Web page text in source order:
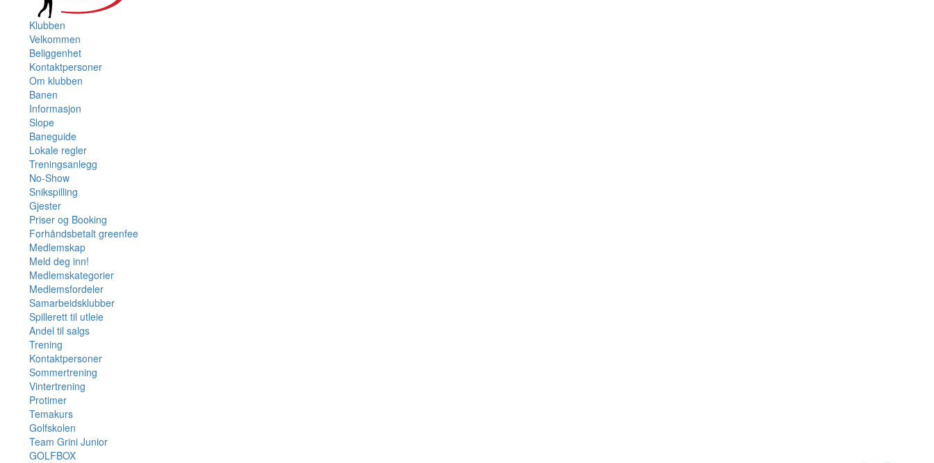
Klubben
Velkommen
Beliggenhet
Kontaktpersoner
Om klubben
Banen
Informasjon
Slope
Baneguide
Lokale regler
Treningsanlegg
No-Show
Snikspilling
Gjester
Priser og Booking
Forhåndsbetalt greenfee
Medlemskap
Meld deg inn!
Medlemskategorier
Medlemsfordeler
Samarbeidsklubber
Spillerett til utleie
Andel til salgs
Trening
Kontaktpersoner
Sommertrening
Vintertrening
Protimer
Temakurs
Golfskolen
Team Grini Junior
GOLFBOX